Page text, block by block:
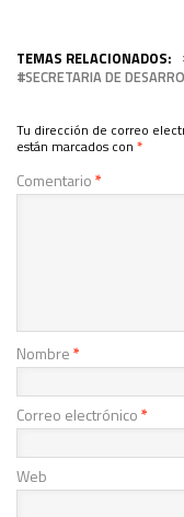
TEMAS RELACIONADOS:
SECRETARIA DE
Tu dirección de correo
están marcados con *
Comentario*
Nombre*
Correo electrónico*
Web